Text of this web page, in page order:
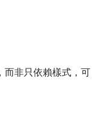
而非只依賴樣式，可